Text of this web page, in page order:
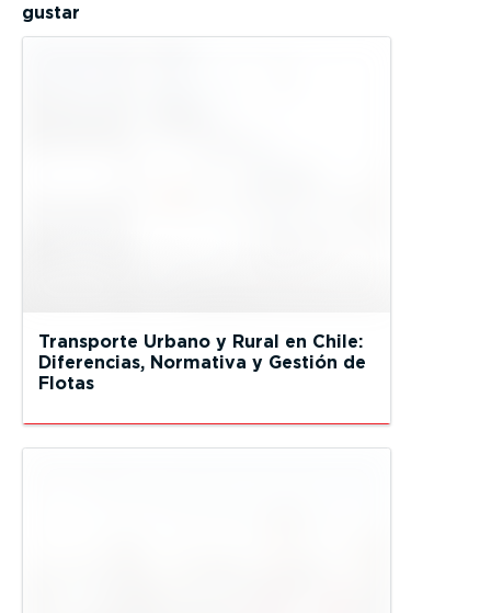
gustar
Transporte Urbano y Rural en Chile:
Diferencias, Normativa y Gestión de
Flotas